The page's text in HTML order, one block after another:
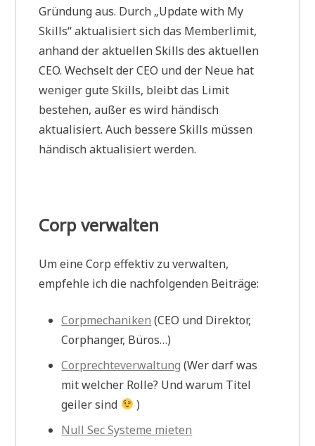
Gründung aus. Durch „Update with My
Skills“ aktualisiert sich das Memberlimit,
anhand der aktuellen Skills des aktuellen
CEO. Wechselt der CEO und der Neue hat
weniger gute Skills, bleibt das Limit
bestehen, außer es wird händisch
aktualisiert. Auch bessere Skills müssen
händisch aktualisiert werden.
Corp verwalten
Um eine Corp effektiv zu verwalten,
empfehle ich die nachfolgenden Beiträge:
Corpmechaniken (CEO und Direktor,
Corphanger, Büros…)
Corprechteverwaltung (Wer darf was
mit welcher Rolle? Und warum Titel
geiler sind
)
Null Sec Systeme mieten